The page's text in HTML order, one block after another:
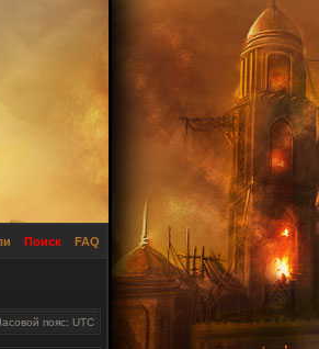
FAQ
Поиск
пояс: UTC